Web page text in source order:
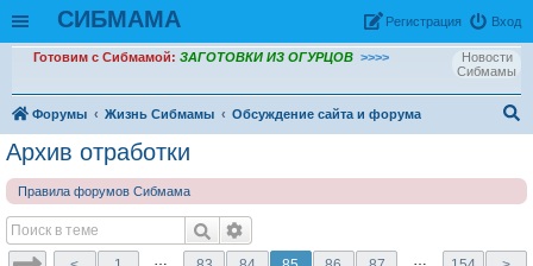
СИБМАМА Вход
Рeгиcтpaция
Новости
Сибмамы
Готовим с Сибмамой: ЗАГОТОВКИ ИЗ ОГУРЦОВ >>>>
Форумы Жизнь Сибмамы
Обсуждение сайта и форума
Архив отработки
Правила форумов Сибмама
… …